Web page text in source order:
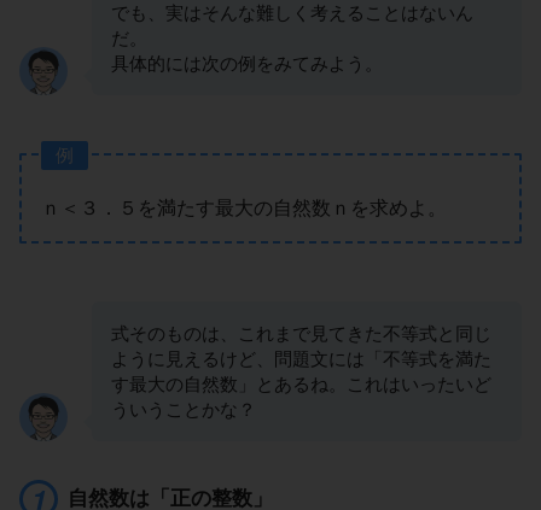
でも、実はそんな難しく考えることはないん
だ。
具体的には次の例をみてみよう。
例
ｎ＜３．５を満たす最大の自然数ｎを求めよ。
式そのものは、これまで見てきた不等式と同じ
ように見えるけど、問題文には「不等式を満た
す最大の自然数」とあるね。これはいったいど
ういうことかな？
自然数は「正の整数」